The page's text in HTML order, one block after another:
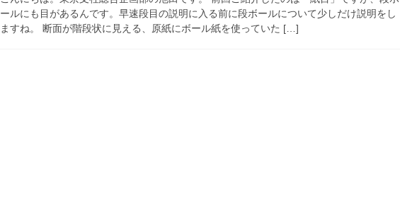
ールにも目があるんです。早速段目の説明に入る前に段ボールについて少しだけ説明をし
ますね。 断面が階段状に見える、原紙にボール紙を使っていた […]